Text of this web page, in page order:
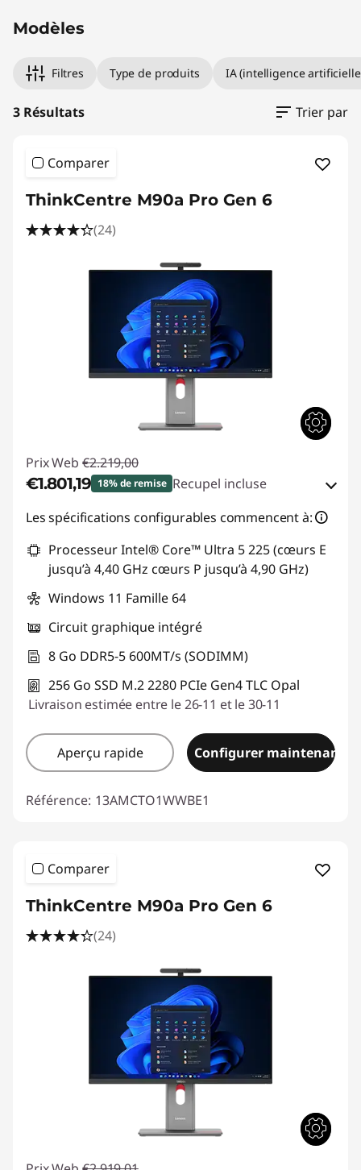
Modèles
Filtres Type de produits IA (intelligence
3 Résultats Trier par
Comparer
ThinkCentre M90a Pro Gen 6
(24)
Prix Web €2.219,00
€1.801,19 18% de remise Recupel incluse
Bons de réduction en ligne :-€417,81
Code de réduction : THINKDEAL
Les spécifications configurables commencent à:
Processeur Intel® Core™ Ultra 5 225 (cœurs E
jusqu’à 4,40 GHz cœurs P jusqu’à 4,90 GHz)
Windows 11 Famille 64
Circuit graphique intégré
8 Go DDR5-5 600MT/s (SODIMM)
256 Go SSD M.2 2280 PCIe Gen4 TLC Opal
Livraison estimée entre le 26-11 et le 30-11
Aperçu rapide Configurer maintenant
Référence: 13AMCTO1WWBE1
Comparer
ThinkCentre M90a Pro Gen 6
(24)